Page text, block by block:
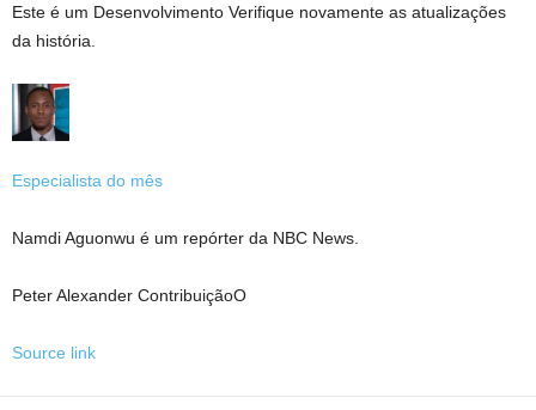
Este é um Desenvolvimento Verifique novamente as atualizações
da história.
Especialista do mês
Namdi Aguonwu é um repórter da NBC News.
Peter Alexander ContribuiçãoO
Source link